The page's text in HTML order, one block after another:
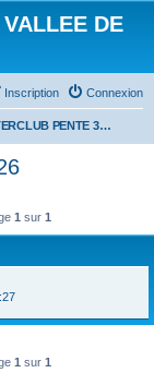
DE
Connexion
Inscription
INTERCLUB PENTE 30 AOUT 2026
1 sur 1
1 sur 1